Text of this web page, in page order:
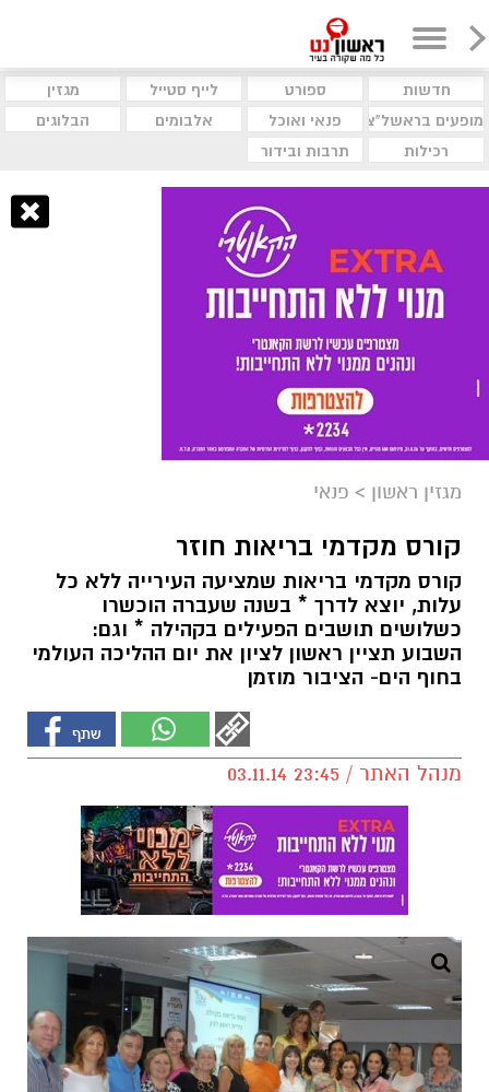
חדשות ספורט לייף סטייל
מגזין
מופעים בראשל"צ
פנאי ואוכל אלבומים
הבלוגים
רכילות
תרבות ובידור
מגזין ראשון > פנאי
קורס מקדמי בריאות חוזר
קורס מקדמי בריאות שמציעה העירייה ללא כל
עלות, יוצא לדרך * בשנה שעברה הוכשרו
כשלושים תושבים הפעילים בקהילה * וגם:
השבוע תציין ראשון לציון את יום ההליכה העולמי
בחוף הים- הציבור מוזמן
מנהל האתר / 23:45 03.11.14